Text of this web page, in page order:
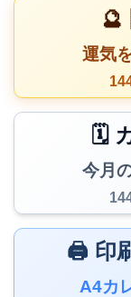
🔮
運気
🗓️
今月
🖨️ 印
A4カ